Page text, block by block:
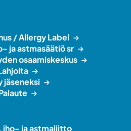
/ Allergy Label
ja astmasäätiö sr
osaamiskeskus
jäseneksi
iho- ja astmaliitto